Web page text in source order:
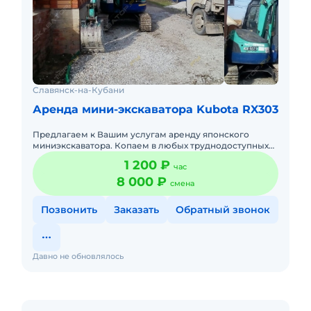
Славянск-на-Кубани
Аренда мини-экскаватора Kubota RX303
Предлагаем к Вашим услугам аренду японского
миниэкскаватора. Копаем в любых труднодоступных
местах. Также можем: • рытье траншей под
водопровод • рытье траншей
1 200 ₽ час
8 000 ₽ смена
Позвонить Заказать Обратный звонок
Давно не обновлялось